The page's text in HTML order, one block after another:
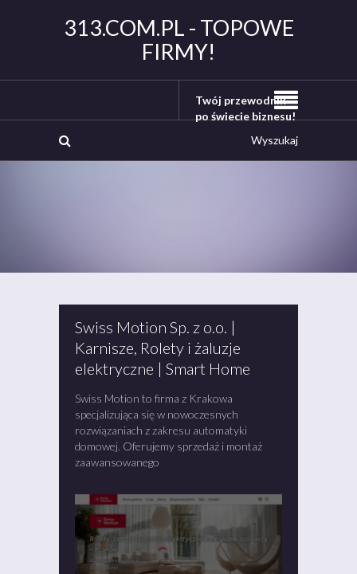
313.COM.PL - TOPOWE
FIRMY!
Twój przewodnik
po świecie biznesu!
Swiss Motion Sp. z o.o. |
Karnisze, Rolety i żaluzje
elektryczne | Smart Home
Swiss Motion to firma z Krakowa
specjalizująca się w nowoczesnych
rozwiązaniach z zakresu automatyki
domowej. Oferujemy sprzedaż i montaż
zaawansowanego